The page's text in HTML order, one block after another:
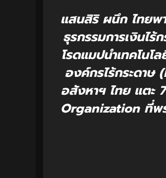
แสนสิริ ผนึก ไทยพ
ธุรกรรมการเงินไ
โรดแมปนำเทคโน
องค์กรไร้กระดาษ
อสังหาฯ ไทย แตะ
Organization ที่พ